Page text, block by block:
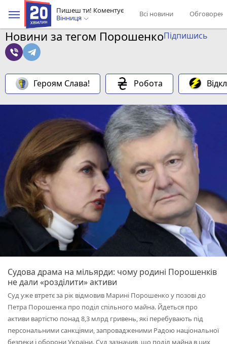
Пишеш ти! Коментує
Вінниця
Всі новини
Новини за тегом ПорошенкоПідпишись
Героям Слава! Робота
Судова драма на мільярди: чому родині Порошенків
не дали «розділити» активи
Суд уже втретє за рік відмовив Марині Порошенко у позові до
Петра Порошенка про поділ спільного майна. Йдеться про
активи вартістю понад 8,3 млрд гривень, які перебувають під
персональними санкціями, запровадженими Радою національної
безпеки і оборони України. Суд зазначив, що поділ майна в цих